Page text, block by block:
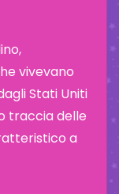
vivevano
Stati Uniti
traccia delle
a